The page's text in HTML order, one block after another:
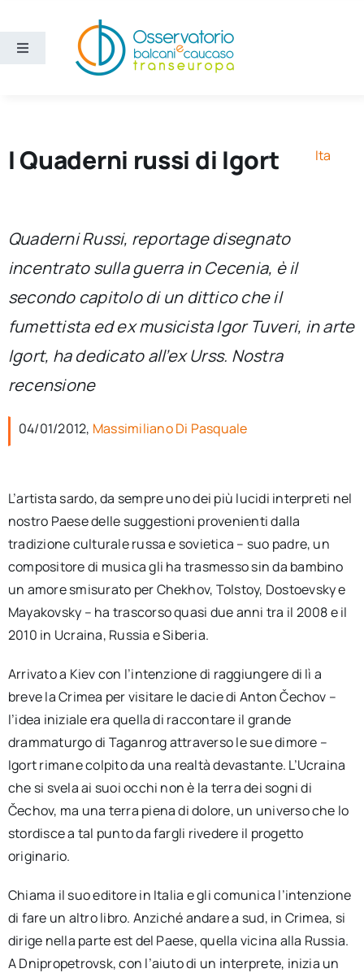
contenuto
Toggle
Sezioni
Chi siamo
Cerca
I Quaderni russi di Igort Ita
Quaderni Russi, reportage disegnato
incentrato sulla guerra in Cecenia, è il
secondo capitolo di un dittico che il
fumettista ed ex musicista Igor Tuveri, in arte
Igort, ha dedicato all’ex Urss. Nostra
recensione
04/01/2012, Massimiliano Di Pasquale
L’artista sardo, da sempre uno dei più lucidi interpreti nel
nostro Paese delle suggestioni provenienti dalla
tradizione culturale russa e sovietica – suo padre, un
compositore di musica gli ha trasmesso sin da bambino
un amore smisurato per Chekhov, Tolstoy, Dostoevsky e
Mayakovsky – ha trascorso quasi due anni tra il 2008 e il
2010 in Ucraina, Russia e Siberia.
Arrivato a Kiev con l’intenzione di raggiungere di lì a
breve la Crimea per visitare le dacie di Anton Čechov –
l’idea iniziale era quella di raccontare il grande
drammaturgo di Taganrog attraverso le sue dimore –
Igort rimane colpito da una realtà devastante. L’Ucraina
che si svela ai suoi occhi non è la terra dei sogni di
Čechov, ma una terra piena di dolore, un universo che lo
stordisce a tal punto da fargli rivedere il progetto
originario.
Chiama il suo editore in Italia e gli comunica l’intenzione
di fare un altro libro. Anziché andare a sud, in Crimea, si
dirige nella parte est del Paese, quella vicina alla Russia.
A Dnipropetrovsk, con l’aiuto di un interprete, inizia un